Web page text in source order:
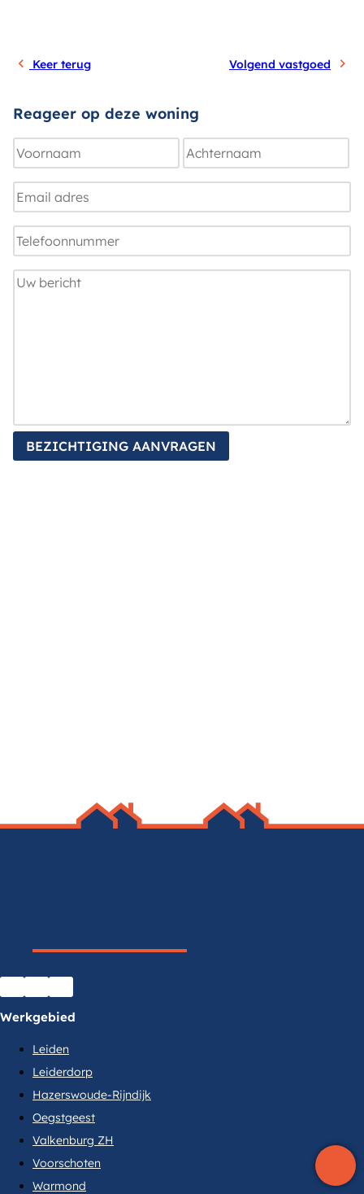
Volgend vastgoed
Keer terug
Reageer op deze woning
Naam Voornaam
E-
mailadres
Telefoonnummer
Uw
BEZICHTIGING AANVRAGEN
Werkgebied
Leiden
Leiderdorp
Hazerswoude-Rijndijk
Oegstgeest
Valkenburg ZH
Voorschoten
Warmond